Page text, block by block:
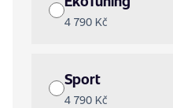
4 790 Kč
Sport
4 790 Kč